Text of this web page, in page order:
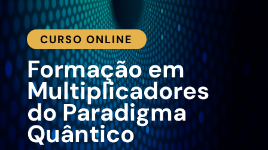
CURSO ONLINE
Formação em
Multiplicadores
do Paradigma
Quântico